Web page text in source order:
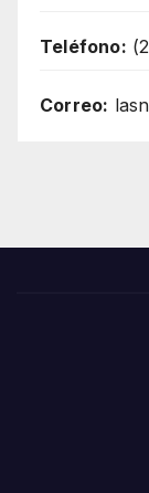
Teléfono:
Correo: